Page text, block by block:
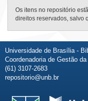
Os itens no repositório
direitos reservados, salvo
Universidade de Brasília -
Coordenadoria de Gestão
(61) 3107-2683
repositorio@unb.br